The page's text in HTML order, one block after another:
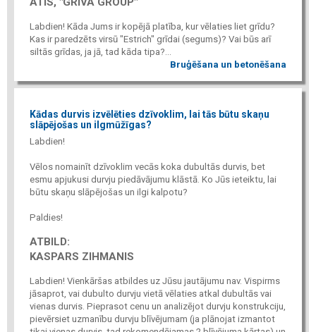
Labdien! Kāda Jums ir kopējā platība, kur vēlaties liet grīdu?
Kas ir paredzēts virsū "Estrich" grīdai (segums)? Vai būs arī
siltās grīdas, ja jā, tad kāda tipa?...
Bruģēšana un betonēšana
Kādas durvis izvēlēties dzīvoklim, lai tās būtu skaņu
slāpējošas un ilgmūžīgas?
Labdien!
Vēlos nomainīt dzīvoklim vecās koka dubultās durvis, bet
esmu apjukusi durvju piedāvājumu klāstā. Ko Jūs ieteiktu, lai
būtu skaņu slāpējošas un ilgi kalpotu?
Paldies!
ATBILD:
KASPARS ZIHMANIS
Labdien! Vienkāršas atbildes uz Jūsu jautājumu nav. Vispirms
jāsaprot, vai dubulto durvju vietā vēlaties atkal dubultās vai
vienas durvis. Pieprasot cenu un analizējot durvju konstrukciju,
pievērsiet uzmanību durvju blīvējumam (ja plānojat izmantot